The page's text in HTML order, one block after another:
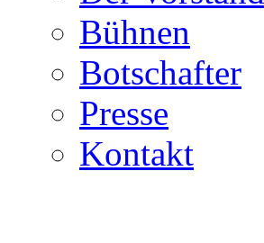
Bühnen
Botschafter
Presse
Kontakt